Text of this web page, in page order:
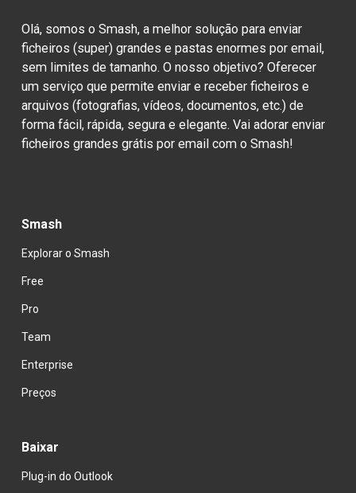
Olá, somos o Smash, a melhor solução para enviar
ficheiros (super) grandes e pastas enormes por email,
sem limites de tamanho. O nosso objetivo? Oferecer
um serviço que permite enviar e receber ficheiros e
arquivos (fotografias, vídeos, documentos, etc.) de
forma fácil, rápida, segura e elegante. Vai adorar enviar
ficheiros grandes grátis por email com o Smash!
Smash
Explorar o Smash
Free
Pro
Team
Enterprise
Preços
Baixar
Plug-in do Outlook